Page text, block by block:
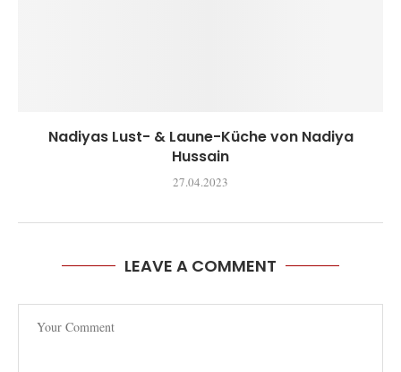
Nadiyas Lust- & Laune-Küche von Nadiya
Hussain
27.04.2023
LEAVE A COMMENT